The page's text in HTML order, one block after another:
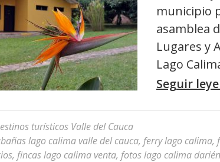
municipio
asamblea
Lugares y
Lago
Seguir
turísticos Valle del Cauca
lago calima valle del cauca, ferry lago calima,
, fincas lago calima venta, fotos lago calima